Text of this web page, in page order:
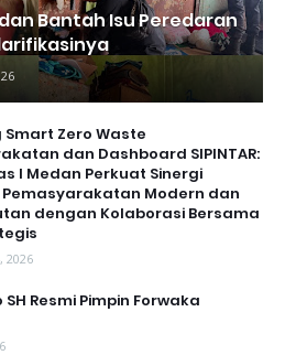
Bantah Isu Peredaran
Smart Zero Waste
dan Dashboard SIPINTAR:
I Medan Perkuat Sinergi
Modern dan
dengan Kolaborasi Bersama
2026
SH Resmi Pimpin Forwaka